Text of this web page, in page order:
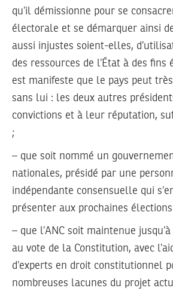
qu’il démissionne pour se
électorale et se démarquer ainsi
aussi injustes soient-elles,
des ressources de l’État à des
est manifeste que le pays peut
sans lui : les deux autres
convictions et à leur réputation,
;
– que soit nommé un
nationales, présidé par une
indépendante consensuelle qui
présenter aux prochaines
– que l’ANC soit maintenue
au vote de la Constitution, avec
d’experts en droit constitutionnel
nombreuses lacunes du projet